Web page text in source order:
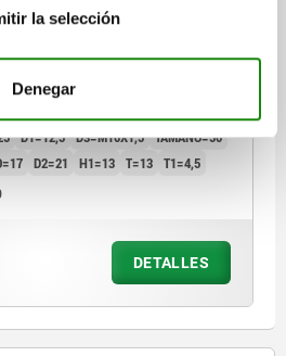
la selección
Denegar
D1=12,5 D3=M10X1,5 TAMAÑO=50
D2=21 H1=13 T=13 T1=4,5
DETALLES